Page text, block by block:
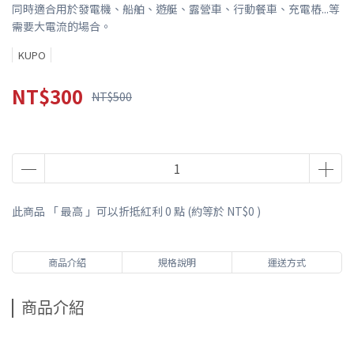
同時適合用於發電機、船舶、遊艇、露營車、行動餐車、充電樁...等
需要大電流的場合。
KUPO
NT$300 NT$500
此商品 「 最高 」可以折抵紅利 0 點 (約等於 NT$0 )
商品介紹 規格說明 運送方式
商品介紹